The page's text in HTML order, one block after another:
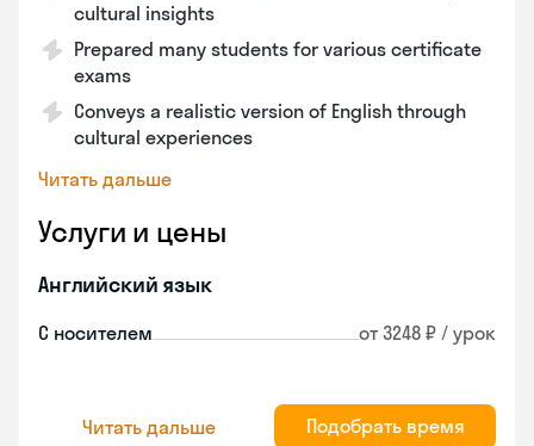
cultural insights
Prepared many students for various certificate
exams
Conveys a realistic version of English through
cultural experiences
Читать дальше
Услуги и цены
Английский язык
С носителем от 3248 ₽ / урок
Читать дальше Подобрать время